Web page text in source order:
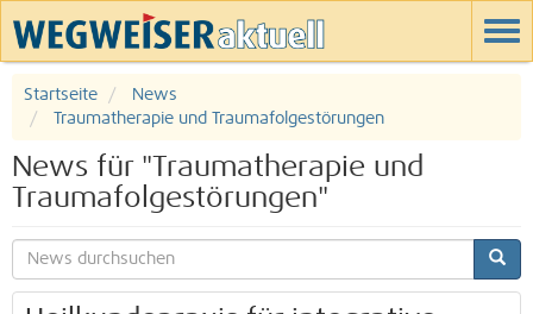
Startseite
News
Traumatherapie und Traumafolgestörungen
News für "Traumatherapie und
Traumafolgestörungen"